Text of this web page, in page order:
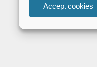
Accept cookies